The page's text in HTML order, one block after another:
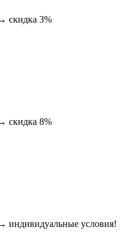
скидка 3%
скидка 8%
индивидуальные условия!